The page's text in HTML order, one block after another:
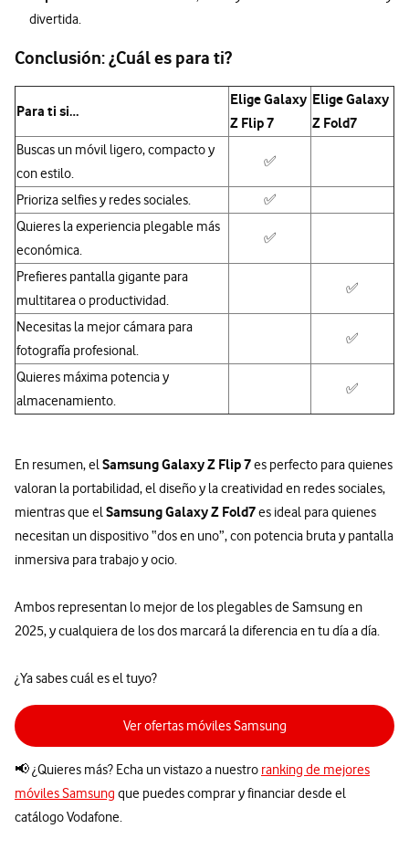
divertida.
Conclusión: ¿Cuál es para ti?
Para ti si…
Elige Galaxy
Z Flip 7
Elige Galaxy
Z Fold7
Buscas un móvil ligero, compacto y
con estilo.
✅
Prioriza selfies y redes sociales.
✅
Quieres la experiencia plegable más
económica.
✅
Prefieres pantalla gigante para
multitarea o productividad.
✅
Necesitas la mejor cámara para
fotografía profesional.
✅
Quieres máxima potencia y
almacenamiento.
✅
En resumen, elSamsung Galaxy Z Flip 7es perfecto para quienes
valoran la portabilidad, el diseño y la creatividad en redes sociales,
mientras que elSamsung Galaxy Z Fold7es ideal para quienes
necesitan un dispositivo “dos en uno”, con potencia bruta y pantalla
inmersiva para trabajo y ocio.
Ambos representan lo mejor de los plegables de Samsung en
2025, y cualquiera de los dos marcará la diferencia en tu día a día.
¿Ya sabes cuál es el tuyo?
Ver ofertas móviles Samsung
📢 ¿Quieres más? Echa un vistazo a nuestro ranking de mejores
móviles Samsung que puedes comprar y financiar desde el
catálogo Vodafone.